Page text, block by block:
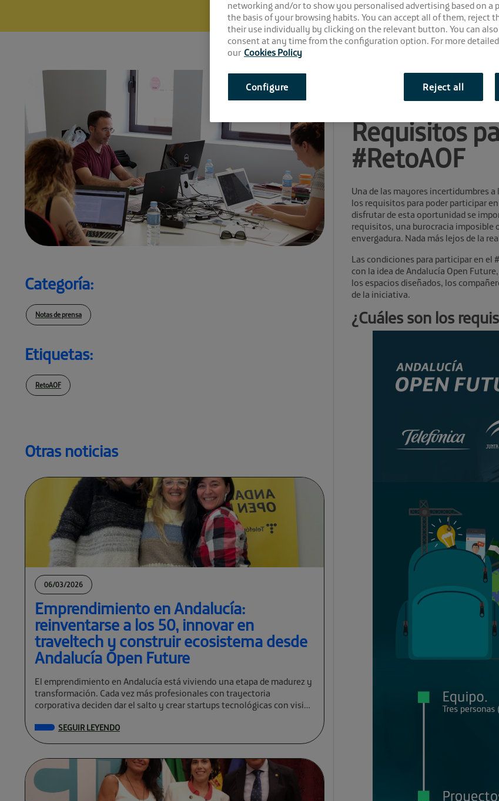
Categoría:
Notas de prensa
Etiquetas:
RetoAOF
Otras noticias
06/03/2026
Emprendimiento en Andalucía:
reinventarse a los 50, innovar en
traveltech y construir ecosistema desde
Andalucía Open Future
El emprendimiento en Andalucía está viviendo una etapa de madurez y
transformación. Cada vez más profesionales con trayectoria
corporativa deciden dar el salto y crear startups tecnológicas con visión
SEGUIR LEYENDO
Comparte la noticia:
Requisitos
#RetoAOF
Una de las mayores incertidumbres
los requisitos para poder participar
disfrutar de esta oportunidad se
requisitos, una burocracia imposible
envergadura. Nada más lejos de la
Las condiciones para participar en el
con la idea de Andalucía Open
los espacios diseñados, los
de la iniciativa.
¿Cuáles son los
networking and/or to show you personalised advertising based on a
the basis of your browsing habits. You can accept all of them, reject
their use individually by clicking on the relevant button. You can
consent at any time from the configuration option. For more
our Cookies Policy
Reject all
Configure